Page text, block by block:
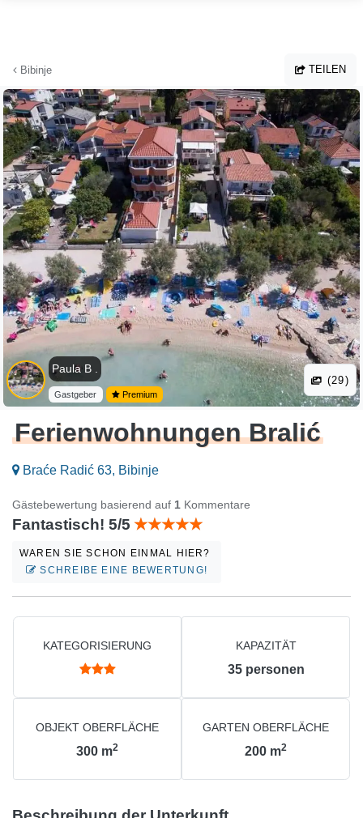
Bibinje TEILEN
Paula B .
Gastgeber Premium
(29)
Ferienwohnungen Bralić
Braće Radić 63, Bibinje
Gästebewertung basierend auf 1 Kommentare
Fantastisch! 5/5
WAREN SIE SCHON EINMAL HIER?
SCHREIBE EINE BEWERTUNG!
KATEGORISIERUNG KAPAZITÄT
35 personen
OBJEKT OBERFLÄCHE
300 m2
GARTEN OBERFLÄCHE
200 m2